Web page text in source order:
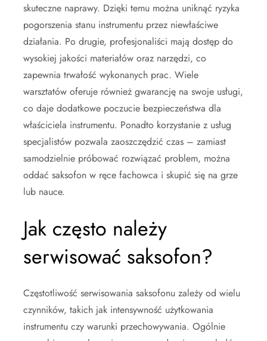
skuteczne naprawy. Dzięki temu można uniknąć ryzyka
pogorszenia stanu instrumentu przez niewłaściwe
działania. Po drugie, profesjonaliści mają dostęp do
wysokiej jakości materiałów oraz narzędzi, co
zapewnia trwałość wykonanych prac. Wiele
warsztatów oferuje również gwarancję na swoje usługi,
co daje dodatkowe poczucie bezpieczeństwa dla
właściciela instrumentu. Ponadto korzystanie z usług
specjalistów pozwala zaoszczędzić czas – zamiast
samodzielnie próbować rozwiązać problem, można
oddać saksofon w ręce fachowca i skupić się na grze
lub nauce.
Jak często należy
serwisować saksofon?
Częstotliwość serwisowania saksofonu zależy od wielu
czynników, takich jak intensywność użytkowania
instrumentu czy warunki przechowywania. Ogólnie